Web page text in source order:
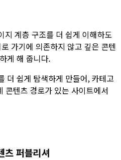
지 계층 구조를 더 쉽게 이해하도
가기에 의존하지 않고 깊은 콘텐
게 해 줍니다.
더 쉽게 탐색하게 만들어, 카테고
콘텐츠 경로가 있는 사이트에서
츠 퍼블리셔